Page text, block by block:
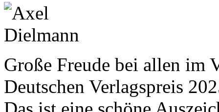
Große Freude bei allen im
Deutschen Verlagspreis